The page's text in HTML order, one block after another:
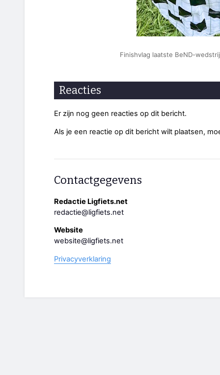
Finishvlag laatste BeND-
Reacties
Er zijn nog geen reacties op dit bericht.
Als je een reactie op dit bericht wilt plaatsen,
Contactgegevens
Redactie Ligfiets.net
redactie@ligfiets.net
Website
website@ligfiets.net
Privacyverklaring